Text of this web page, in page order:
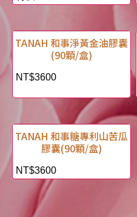
TANAH 和事淨黃金油膠囊
(90顆/盒)
NT$3600
TANAH 和事糖專利山苦瓜
膠囊(90顆/盒)
NT$3600